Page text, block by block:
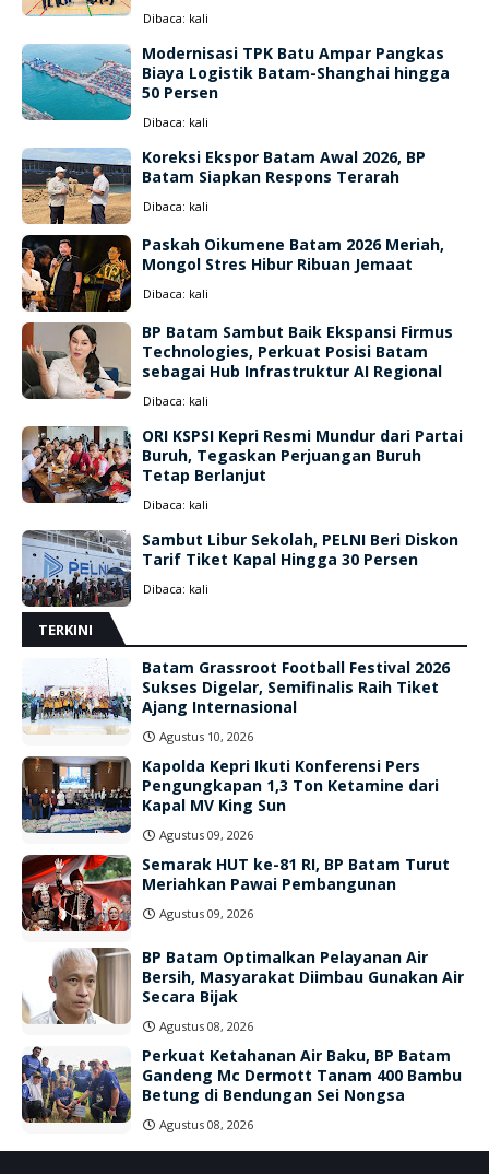
Dibaca: kali
Modernisasi TPK Batu Ampar Pangkas
Biaya Logistik Batam-Shanghai hingga
50 Persen
Dibaca: kali
Koreksi Ekspor Batam Awal 2026, BP
Batam Siapkan Respons Terarah
Dibaca: kali
Paskah Oikumene Batam 2026 Meriah,
Mongol Stres Hibur Ribuan Jemaat
Dibaca: kali
BP Batam Sambut Baik Ekspansi Firmus
Technologies, Perkuat Posisi Batam
sebagai Hub Infrastruktur AI Regional
Dibaca: kali
ORI KSPSI Kepri Resmi Mundur dari Partai
Buruh, Tegaskan Perjuangan Buruh
Tetap Berlanjut
Dibaca: kali
Sambut Libur Sekolah, PELNI Beri Diskon
Tarif Tiket Kapal Hingga 30 Persen
Dibaca: kali
TERKINI
Batam Grassroot Football Festival 2026
Sukses Digelar, Semifinalis Raih Tiket
Ajang Internasional
Agustus 10, 2026
Kapolda Kepri Ikuti Konferensi Pers
Pengungkapan 1,3 Ton Ketamine dari
Kapal MV King Sun
Agustus 09, 2026
Semarak HUT ke-81 RI, BP Batam Turut
Meriahkan Pawai Pembangunan
Agustus 09, 2026
BP Batam Optimalkan Pelayanan Air
Bersih, Masyarakat Diimbau Gunakan Air
Secara Bijak
Agustus 08, 2026
Perkuat Ketahanan Air Baku, BP Batam
Gandeng Mc Dermott Tanam 400 Bambu
Betung di Bendungan Sei Nongsa
Agustus 08, 2026